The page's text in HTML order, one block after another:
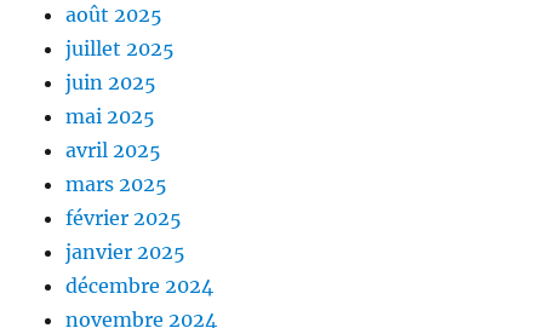
août 2025
juillet 2025
juin 2025
mai 2025
avril 2025
mars 2025
février 2025
janvier 2025
décembre 2024
novembre 2024